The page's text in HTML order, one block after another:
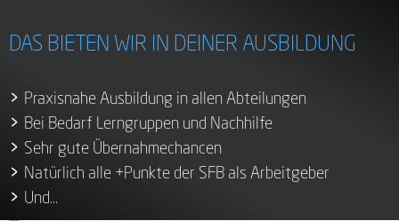
DAS BIETEN WIR IN DEINER AUSBILDUNG
Praxisnahe Ausbildung in allen Abteilungen
Bei Bedarf Lerngruppen und Nachhilfe
Sehr gute Übernahmechancen
Natürlich alle +Punkte der SFB als Arbeitgeber
Und…